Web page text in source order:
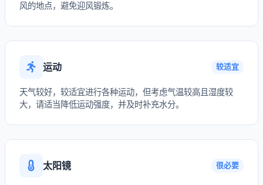
风的地点，避免迎风锻炼。
运动 较适宜
天气较好，较适宜进行各种运动，但考虑气温较高且湿度较
大，请适当降低运动强度，并及时补充水分。
太阳镜 很必要